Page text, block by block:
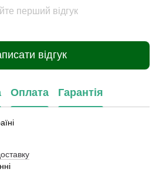
перший відгук
відгук
Оплата Гарантія